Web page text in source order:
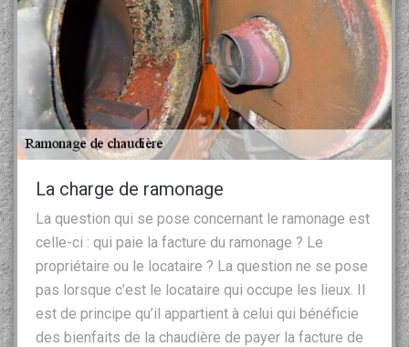
La charge de ramonage
La question qui se pose concernant le ramonage est
celle-ci : qui paie la facture du ramonage ? Le
propriétaire ou le locataire ? La question ne se pose
pas lorsque c’est le locataire qui occupe les lieux. Il
est de principe qu’il appartient à celui qui bénéficie
des bienfaits de la chaudière de payer la facture de